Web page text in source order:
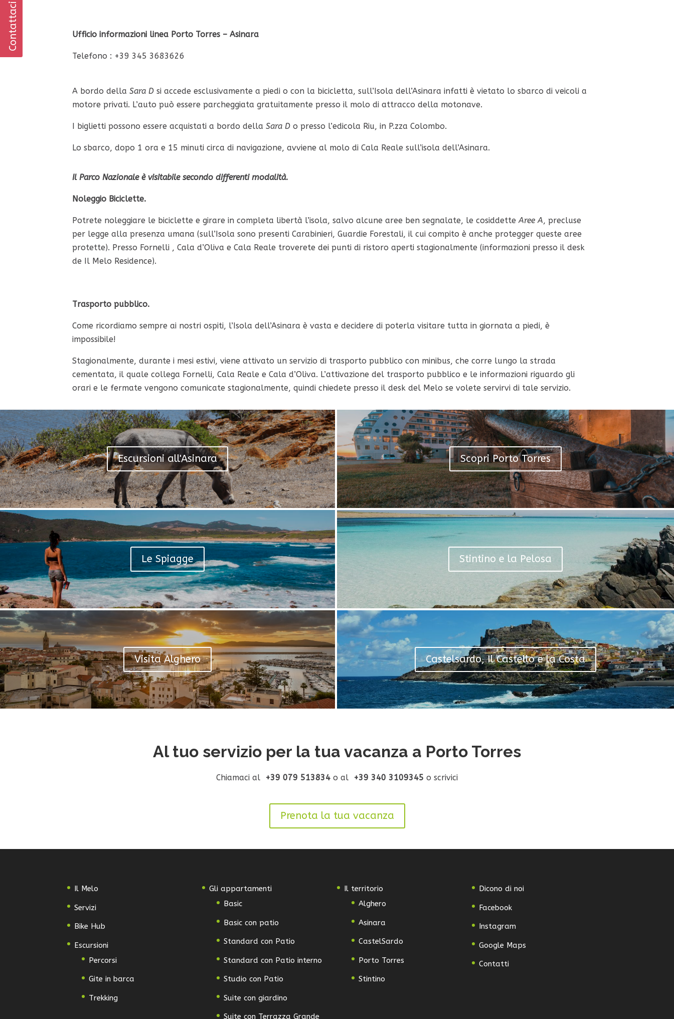
Contattaci Ufficio informazioni linea Porto Torres – Asinara
Telefono : +39 345 3683626
A bordo dellaSara D si accede esclusivamente a piedi o con la bicicletta, sull’Isola dell’Asinara infatti è vietato lo sbarco di veicoli a
motore privati. L’auto può essere parcheggiata gratuitamente presso il molo di attracco della motonave.
I biglietti possono essere acquistati a bordo dellaSara Do presso l’edicola Riu, in P.zza Colombo.
Lo sbarco, dopo 1 ora e 15 minuti circa di navigazione, avviene al molo di Cala Reale sull’isola dell’Asinara.
Il Parco Nazionale è visitabile secondo differenti modalità.
Noleggio Biciclette.
Potrete noleggiare le biciclette e girare in completa libertà l’isola, salvo alcune aree ben segnalate, le cosiddetteAree A, precluse
per legge alla presenza umana (sull’Isola sono presenti Carabinieri, Guardie Forestali, il cui compito è anche protegger queste aree
protette). Presso Fornelli , Cala d’Oliva e Cala Reale troverete dei punti di ristoro aperti stagionalmente (informazioni presso il desk
de Il Melo Residence).
Trasporto pubblico.
Come ricordiamo sempre ai nostri ospiti, l’Isola dell’Asinara è vasta e decidere di poterla visitare tutta in giornata a piedi, è
impossibile!
Stagionalmente, durante i mesi estivi, viene attivato un servizio di trasporto pubblico con minibus, che corre lungo la strada
cementata, il quale collega Fornelli, Cala Reale e Cala d’Oliva. L’attivazione del trasporto pubblico e le informazioni riguardo gli
orari e le fermate vengono comunicate stagionalmente, quindi chiedete presso il desk del Melo se volete servirvi di tale servizio.
Escursioni all'Asinara Scopri Porto Torres
Le Spiagge Stintino e la Pelosa
Visita Alghero Castelsardo, Il Castello e la Costa
Al tuo servizio per la tua vacanza a Porto Torres
Chiamaci al +39 079 513834 o al +39 340 3109345 o scrivici
Prenota la tua vacanza
Il Melo
Servizi
Bike Hub
Escursioni
Percorsi
Gite in barca
Trekking
Gli appartamenti
Basic
Basic con patio
Standard con Patio
Standard con Patio interno
Studio con Patio
Suite con giardino
Suite con Terrazza Grande
Il territorio
Alghero
Asinara
CastelSardo
Porto Torres
Stintino
Dicono di noi
Facebook
Instagram
Google Maps
Contatti